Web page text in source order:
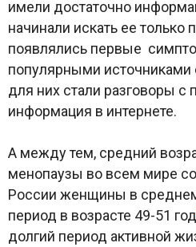
имели достаточно
начинали искать ее только
появлялись первые
популярными источниками
для них стали разговоры с
информация в интернете.
А между тем, средний
менопаузы во всем мире
России женщины в
период в возрасте 49-51 год
долгий период активной